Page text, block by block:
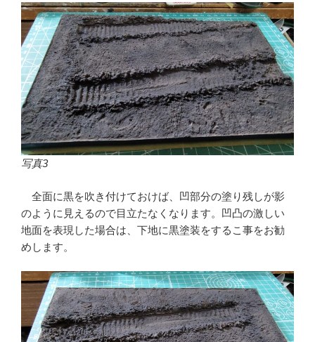
写真3
全面に黒を吹き付けておけば、凹部分の塗り残しが影
のように見えるので目立たなくなります。凹凸の激しい
地面を表現した場合は、下地に黒塗装をするこ事をお勧
めします。